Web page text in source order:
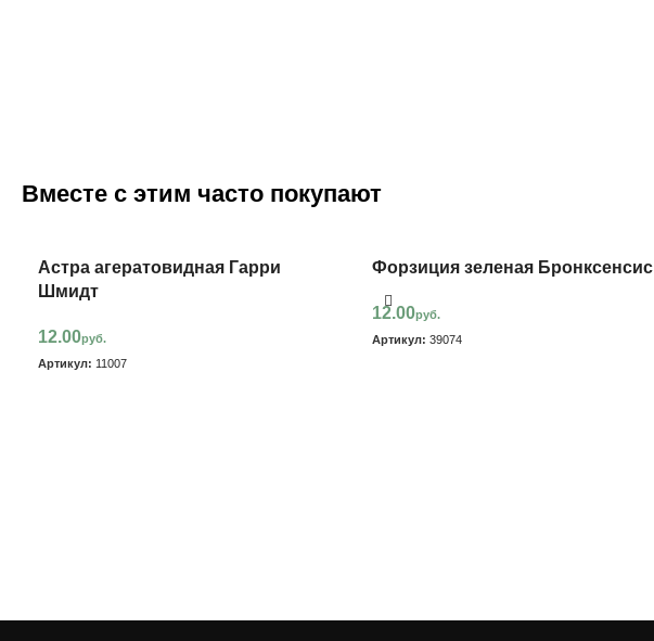
Вместе с этим часто покупают
Астра агератовидная Гарри
Шмидт
12.00руб.
Артикул: 11007
Форзиция зеленая Бронксенсис
12.00руб.
Артикул: 39074